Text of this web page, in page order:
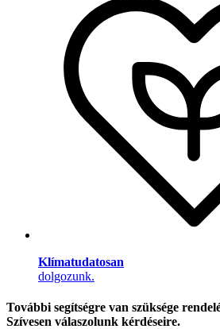
Klímatudatosan
dolgozunk.
További segítségre van szüksége
Szívesen válaszolunk kérdéseire.